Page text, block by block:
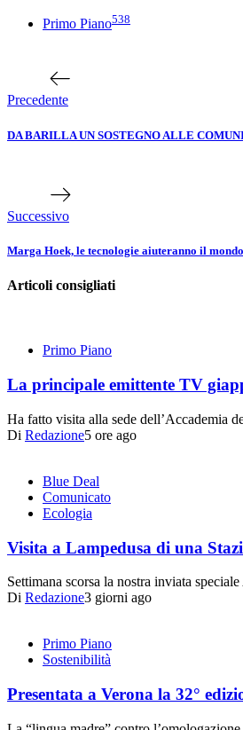
Primo Piano538
articoli
Precedente
DA BARILLA UN SOSTEGNO ALLE
Successivo
Marga Hoek, le tecnologie aiuteranno il
Articoli consigliati
Primo Piano
La principale emittente TV
Ha fatto visita alla sede dell’Accademia
Di Redazione5 ore ago
Blue Deal
Comunicato
Ecologia
Visita a Lampedusa di una
Settimana scorsa la nostra inviata
Di Redazione3 giorni ago
Primo Piano
Sostenibilità
Presentata a Verona la 32°